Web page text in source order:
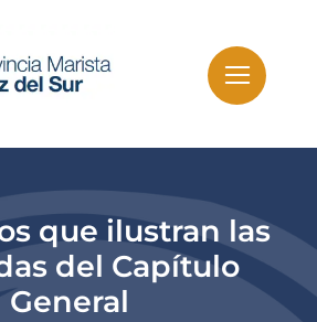
que ilustran las
del Capítulo
General